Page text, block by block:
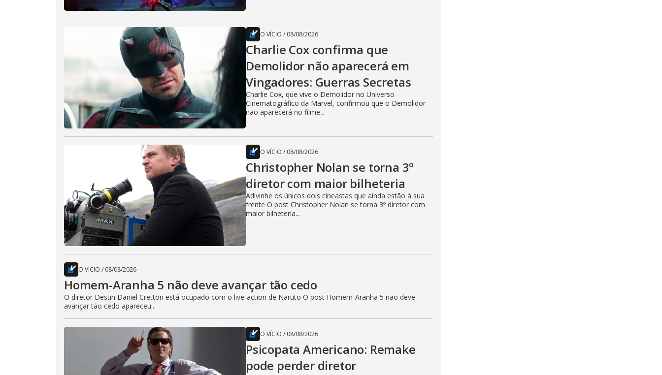
O VÍCIO / 08/08/2026
Charlie Cox confirma que
Demolidor não aparecerá em
Vingadores: Guerras Secretas
Charlie Cox, que vive o Demolidor no Universo
Cinematográfico da Marvel, confirmou que o Demolidor
não aparecerá no filme...
O VÍCIO / 08/08/2026
Christopher Nolan se torna 3º
diretor com maior bilheteria
Adivinhe os únicos dois cineastas que ainda estão à sua
frente O post Christopher Nolan se torna 3º diretor com
maior bilheteria...
O VÍCIO / 08/08/2026
Homem-Aranha 5 não deve avançar tão cedo
O diretor Destin Daniel Cretton está ocupado com o live-action de Naruto O post Homem-Aranha 5 não deve
avançar tão cedo apareceu...
O VÍCIO / 08/08/2026
Psicopata Americano: Remake
pode perder diretor